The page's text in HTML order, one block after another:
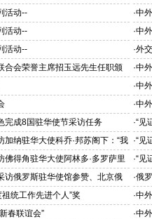
活动--
·中
“科
活动--
·中
小
活动--
的应用示范高地
·外
合会荣誉主席招玉远先生任职颁
·中
·中
对
·中
完成8国驻华使节采访任务
发“优秀小记者(优秀小小外交
·“见
下：
纳驻华大使科乔·邦苏阁下：“我 ·“见
们将
佛得角驻华大使阿林多·多罗萨里
系新的动力
·“见
就是
访俄罗斯驻华使馆参赞、北京俄
泰山坚如磐石”
·俄
统工作先进个人”奖 ·中
春联谊会” ·中